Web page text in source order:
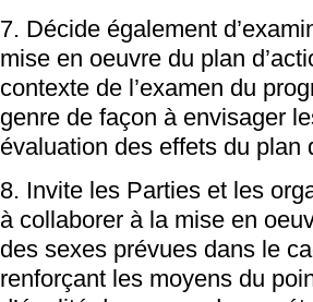
7. Décide également
mise en oeuvre du plan
contexte de l’examen du
genre de façon à envisager
évaluation des effets du plan
8. Invite les Parties et les
à collaborer à la mise en
des sexes prévues dans le
renforçant les moyens du